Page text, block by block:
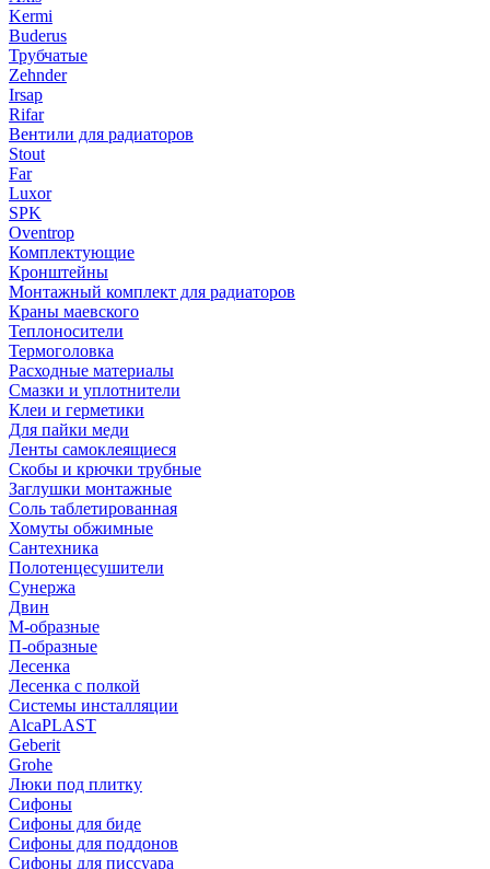
Kermi
Buderus
Трубчатые
Zehnder
Irsap
Rifar
Вентили для радиаторов
Stout
Far
Luxor
SPK
Oventrop
Комплектующие
Кронштейны
Монтажный комплект для радиаторов
Краны маевского
Теплоносители
Термоголовка
Расходные материалы
Смазки и уплотнители
Клеи и герметики
Для пайки меди
Ленты самоклеящиеся
Скобы и крючки трубные
Заглушки монтажные
Соль таблетированная
Хомуты обжимные
Сантехника
Полотенцесушители
Сунержа
Двин
М-образные
П-образные
Лесенка
Лесенка с полкой
Системы инсталляции
AlcaPLAST
Geberit
Grohe
Люки под плитку
Сифоны
Сифoны для биде
Сифoны для поддонов
Сифoны для писсуара